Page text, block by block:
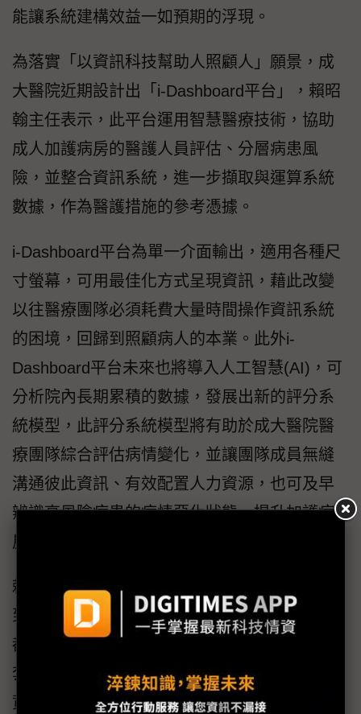
能讓系統建構效益一如預期的浮現。
為落實「以資訊科技幫助人照顧人」願景，成
大醫院近期設計出「i-Dashboard平台」，賴昭
翰主任表示，此平台運用智慧醫療技術，協助
成人加護病房的醫護人員評估、分層病患風
險，並整合資訊系統，進一步擷取與運算系統
數據，作為醫護措施的參考憑據。
i-Dashboard平台為單一介面輸出，適用各種尺
寸螢幕，可用最佳化方式呈現資訊，藉此改變
以往醫療團隊必須耗費大量時間操作資訊系統
的困境，回歸到照顧病人的本業。此外i-
Dashboard平台未來也將導入人工智慧(AI)，可
分析院內長期累積的數據，發展出新的評分系
統模型，此評分系統模型將有助於成大醫院醫
療團隊綜合評估病情變化，並讓團隊成員無縫
溝通彼此資訊、有效配置人力資源，也可及早
辨識高風險病患的病情惡化狀態，提升加護病
房的存活率。
賴昭翰主任最後強調，智慧醫療系統必須回歸
到醫護導向，資訊科技在此領域的設計與導入
都必須貼合醫護人員的使用習慣，並且建立配
套措施，降低使用難度。其初衷應是透過善用
資訊科技，讓繁複的重症照護變得「簡單」而